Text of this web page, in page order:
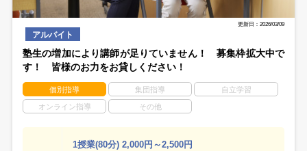
更新日：2026/03/09
アルバイト
塾生の増加により講師が足りていません！ 募集枠拡大中で
す！ 皆様のお力をお貸しください！
個別指導 集団指導 自立学習
オンライン指導 その他
1授業(80分) 2,000円～2,500円